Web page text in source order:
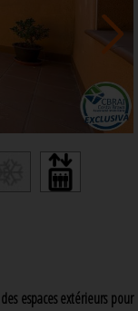
espaces extérieurs pour